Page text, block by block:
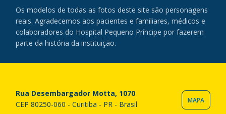
Os modelos de todas as fotos deste site são personagens
reais. Agradecemos aos pacientes e familiares, médicos e
colaboradores do Hospital Pequeno Príncipe por fazerem
parte da história da instituição.
Rua Desembargador Motta, 1070
CEP 80250-060 - Curitiba - PR - Brasil
MAPA